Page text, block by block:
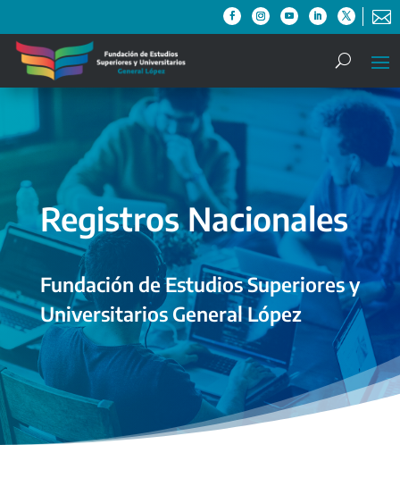

Registros Nacionales
Fundación de Estudios Superiores y
Universitarios General López